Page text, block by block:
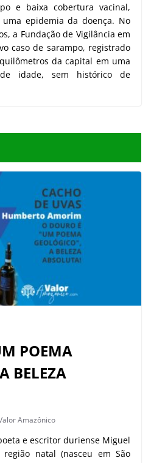
e baixa cobertura vacinal,
epidemia da doença. No
a Fundação de Vigilância em
caso de sarampo, registrado
da capital em uma
idade, sem histórico de
POEMA
BELEZA
Amazônico
e escritor duriense Miguel
natal (nasceu em São